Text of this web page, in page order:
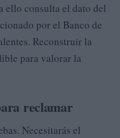
ello consulta el dato del
por el Banco de
Reconstruir la
para valorar la
reclamar
Necesitarás el